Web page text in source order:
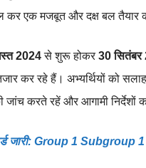
कर एक मजबूत और दक्ष बल तैयार
2024से शुरू होकर 30 सितंबर
कर रहे हैं। अभ्यर्थियों को
करते रहें और आगामी निर्देशों
जारी: Group 1